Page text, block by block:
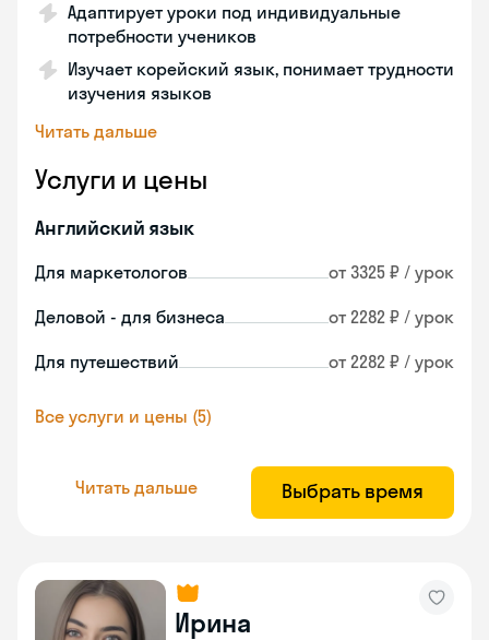
Адаптирует уроки под индивидуальные
потребности учеников
Изучает корейский язык, понимает трудности
изучения языков
Читать дальше
Услуги и цены
Английский язык
Для маркетологов от 3325 ₽ / урок
Деловой - для бизнеса от 2282 ₽ / урок
Для путешествий от 2282 ₽ / урок
Все услуги и цены (5)
Читать дальше Выбрать время
Ирина